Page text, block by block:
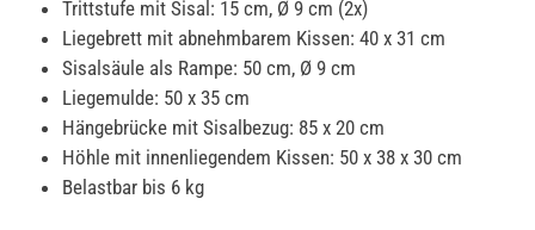
Trittstufe mit Sisal: 15 cm, Ø 9 cm (2x)
Liegebrett mit abnehmbarem Kissen: 40 x 31 cm
Sisalsäule als Rampe: 50 cm, Ø 9 cm
Liegemulde: 50 x 35 cm
Hängebrücke mit Sisalbezug: 85 x 20 cm
Höhle mit innenliegendem Kissen: 50 x 38 x 30 cm
Belastbar bis 6 kg